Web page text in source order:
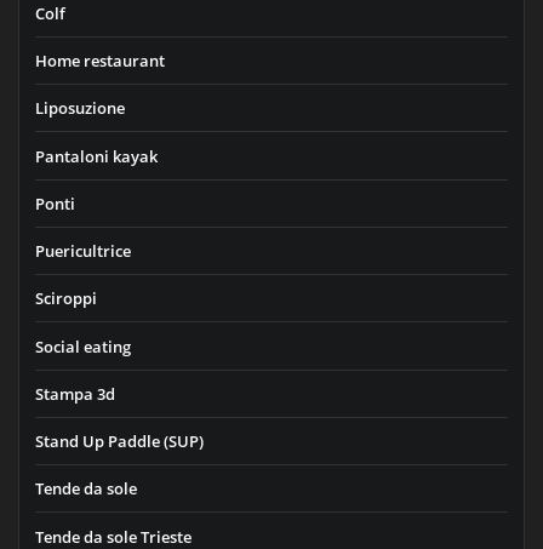
Colf
Home restaurant
Liposuzione
Pantaloni kayak
Ponti
Puericultrice
Sciroppi
Social eating
Stampa 3d
Stand Up Paddle (SUP)
Tende da sole
Tende da sole Trieste